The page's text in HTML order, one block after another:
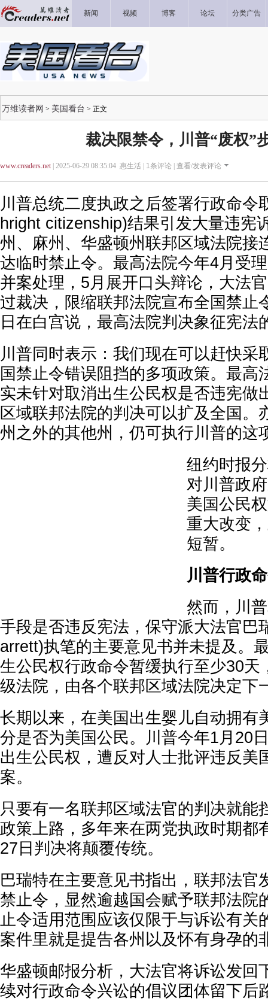
新闻 视频 博客 论坛 分类广告
万维读者网 > 美国看台 > 正文
裁决限禁令，川普“废权”
www.creaders.net| 2025-06-29 08:35:04 惠生活 | 1条评论 | 查看/发表评论
川普总统二度执政之后签署行政命令
hright citizenship)结果引发大量违宪
州、麻州、华盛顿州联邦区域法院接
达临时禁止令。最高法院今年4月受
并案处理，5月展开口头辩论，大法
过裁决，限缩联邦法院宣布全国禁止
日在白宫说，最高法院判决象征宪法
川普同时表示：我们现在可以赶快采
国禁止令错误阻挡的多项政策。最高
实未针对取消出生公民权是否违宪做
区域联邦法院的判决可以扩及全国。
州之外的其他州，仍可执行川普的这
纽约时报
对川普政
美国公民
重大改变
短暂。
川普行政
然而，川
手段是否违反宪法，保守派大法官巴
arrett)执笔的主要意见书并未提及。
生公民权行政命令暂缓执行至少30天
级法院，由各个联邦区域法院决定下
长期以来，在美国出生婴儿自动拥有
分是否为美国公民。川普今年1月20
出生公民权，遭反对人士批评违反美
案。
只要有一名联邦区域法官的判决就能
政策上路，多年来在两党执政时期都
27日判决将颠覆传统。
巴瑞特在主要意见书指出，联邦法官
禁止令，显然逾越国会赋予联邦法院
止令适用范围应该仅限于与诉讼有关
案件里就是提告各州以及怀有身孕的
华盛顿邮报分析，大法官将诉讼发回
续对行政命令兴讼的倡议团体留下后